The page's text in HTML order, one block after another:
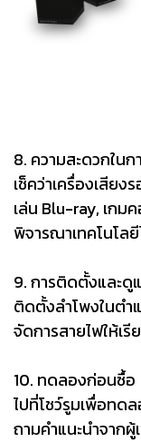
8. ความสะดวกในก
เช็คว่าเครื่องเสีย
เล่น Blu-ray, เกม
พิจารณาเทคโนโล
9. การติดตั้งและดู
ติดตั้งลำโพงในตำ
จัดการสายไฟให้เ
10. ทดลองก่อนซื้อ
ไปที่โชว์รูมเพื่อทด
ถามคำแนะนำจาก